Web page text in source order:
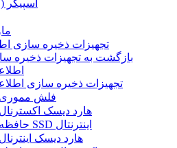
اسپیکر
تجهیزات ذخیره سازی
بازگشت به تجهیزات ذخیره
تجهیزات ذخیره سازی
فلش مموری
هارد دیسک اکسترنال
حافظه SSD اینترنتال
هارد دیسک اینترنال